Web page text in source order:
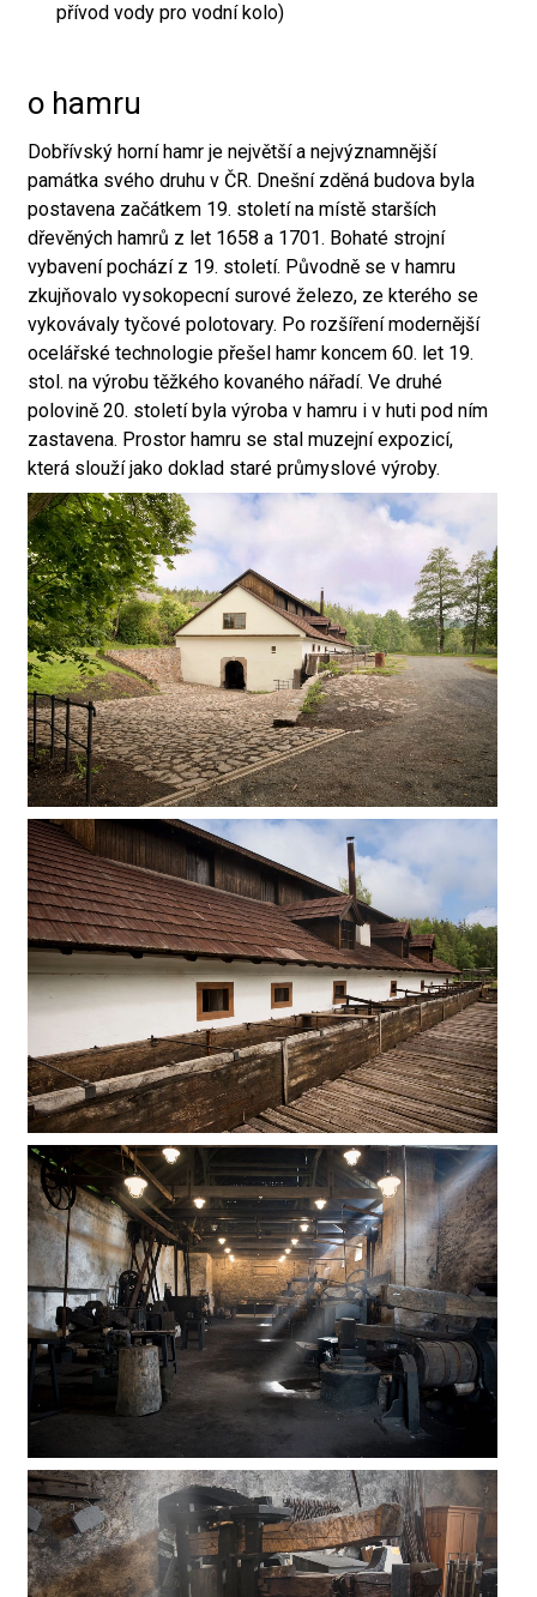
přívod vody pro vodní kolo)
o hamru
Dobřívský horní hamr je největší a nejvýznamnější
památka svého druhu v ČR. Dnešní zděná budova byla
postavena začátkem 19. století na místě starších
dřevěných hamrů z let 1658 a 1701. Bohaté strojní
vybavení pochází z 19. století. Původně se v hamru
zkujňovalo vysokopecní surové železo, ze kterého se
vykovávaly tyčové polotovary. Po rozšíření modernější
ocelářské technologie přešel hamr koncem 60. let 19.
stol. na výrobu těžkého kovaného nářadí. Ve druhé
polovině 20. století byla výroba v hamru i v huti pod ním
zastavena. Prostor hamru se stal muzejní expozicí,
která slouží jako doklad staré průmyslové výroby.